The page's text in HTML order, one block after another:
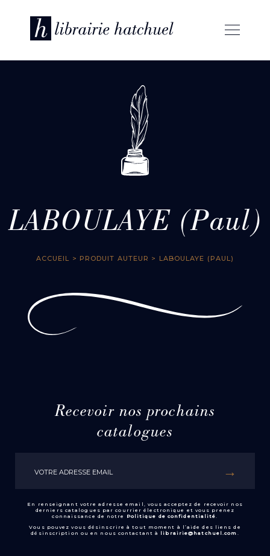
LABOULAYE (Paul)
ACCUEIL > PRODUIT AUTEUR > LABOULAYE (PAUL)
Recevoir nos prochains
catalogues
En renseignant votre adresse email, vous acceptez de recevoir nos
derniers catalogues par courrier électronique et vous prenez
connaissance de notre
Politique de confidentialité.
Vous pouvez vous désinscrire à tout moment à l’aide des liens de
désinscription ou en nous contactant à librairie@hatchuel.com .